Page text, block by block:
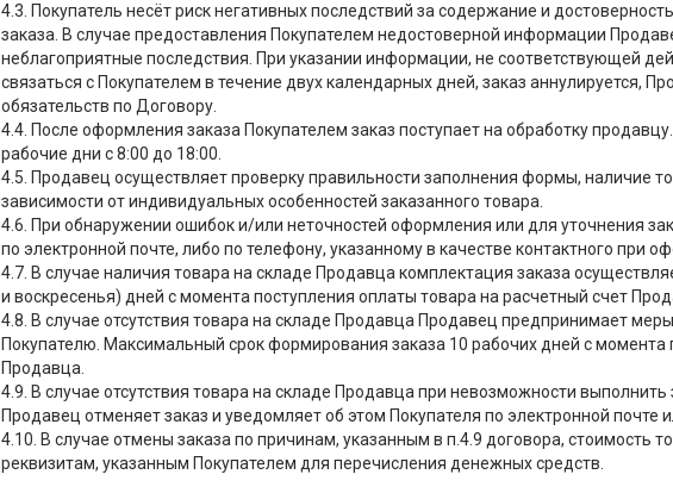
4.3. Покупатель несёт риск негативных последствий за содержание и
заказа. В случае предоставления Покупателем недостоверной информации
неблагоприятные последствия. При указании информации, не соответствующей
связаться с Покупателем в течение двух календарных дней, заказ аннулируется,
обязательств по Договору.
4.4. После оформления заказа Покупателем заказ поступает на обработку
рабочие дни с 8:00 до 18:00.
4.5. Продавец осуществляет проверку правильности заполнения формы, наличие
зависимости от индивидуальных особенностей заказанного товара.
4.6. При обнаружении ошибок и/или неточностей оформления или для уточнения
по электронной почте, либо по телефону, указанному в качестве контактного при
4.7. В случае наличия товара на складе Продавца комплектация заказа
и воскресенья) дней с момента поступления оплаты товара на расчетный счет
4.8. В случае отсутствия товара на складе Продавца Продавец предпринимает
Покупателю. Максимальный срок формирования заказа 10 рабочих дней с момента
Продавца.
4.9. В случае отсутствия товара на складе Продавца при невозможности выполнить
Продавец отменяет заказ и уведомляет об этом Покупателя по электронной почте
4.10. В случае отмены заказа по причинам, указанным в п.4.9 договора, стоимость
реквизитам, указанным Покупателем для перечисления денежных средств.